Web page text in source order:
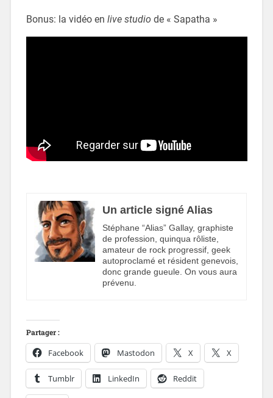
Bonus: la vidéo en live studio de « Sapatha »
Un article signé Alias
Stéphane “Alias” Gallay, graphiste
de profession, quinqua rôliste,
amateur de rock progressif, geek
autoproclamé et résident genevois,
donc grande gueule. On vous aura
prévenu.
Partager :
Facebook Mastodon X X
Tumblr LinkedIn Reddit